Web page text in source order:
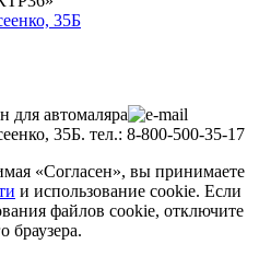
35Б
для автомаляра
35Б. тел.: 8-800-500-35-17
«Согласен», вы принимаете
и использование cookie. Если
файлов cookie, отключите
браузера.